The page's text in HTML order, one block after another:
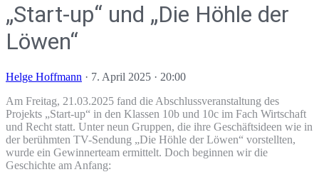
„Start-up“ und „Die Höhle der
Löwen“
Helge Hoffmann · 7. April 2025 · 20:00
Am Freitag, 21.03.2025 fand die Abschlussveranstaltung des
Projekts „Start-up“ in den Klassen 10b und 10c im Fach Wirtschaft
und Recht statt. Unter neun Gruppen, die ihre Geschäftsideen wie in
der berühmten TV-Sendung „Die Höhle der Löwen“ vorstellten,
wurde ein Gewinnerteam ermittelt. Doch beginnen wir die
Geschichte am Anfang: